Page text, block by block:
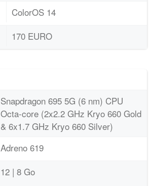
ColorOS 14
170 EURO
Snapdragon 695 5G (6 nm) CPU
Octa-core (2x2.2 GHz Kryo 660 Gold
& 6x1.7 GHz Kryo 660 Silver)
Adreno 619
12 | 8 Go